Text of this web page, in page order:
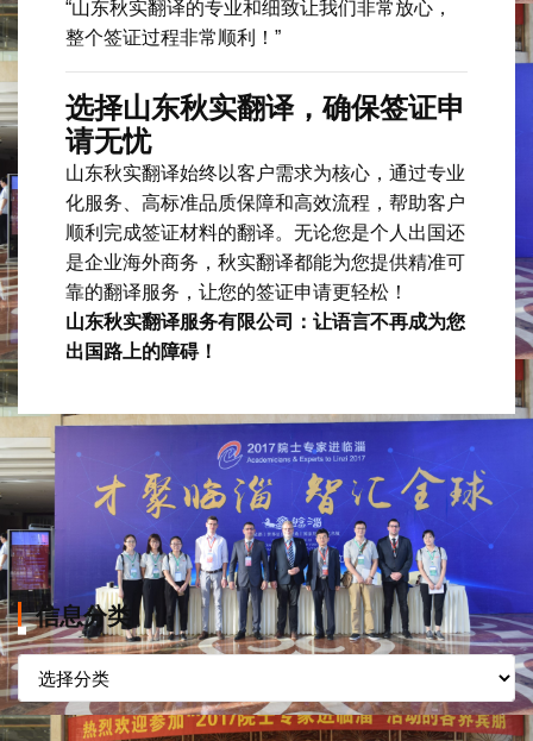
“山东秋实翻译的专业和细致让我们非常放心，
整个签证过程非常顺利！”
选择山东秋实翻译，确保签证申
请无忧
山东秋实翻译始终以客户需求为核心，通过专业
化服务、高标准品质保障和高效流程，帮助客户
顺利完成签证材料的翻译。无论您是个人出国还
是企业海外商务，秋实翻译都能为您提供精准可
靠的翻译服务，让您的签证申请更轻松！
山东秋实翻译服务有限公司：让语言不再成为您
出国路上的障碍！
信息分类
信
息
分